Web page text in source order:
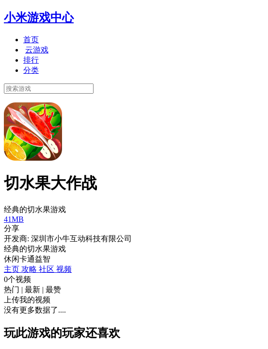
小米游戏中心
首页
云游戏
排行
分类
切水果大作战
经典的切水果游戏
41MB
分享
开发商: 深圳市小牛互动科技有限公司
经典的切水果游戏
休闲卡通益智
主页 攻略 社区 视频
0个视频
热门 | 最新 | 最赞
上传我的视频
没有更多数据了....
玩此游戏的玩家还喜欢